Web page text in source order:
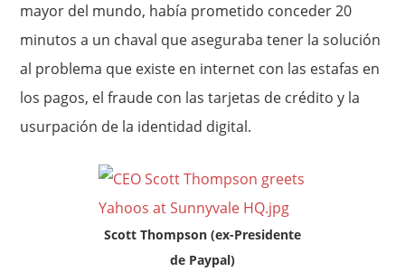
mayor del mundo, había prometido conceder 20
minutos a un chaval que aseguraba tener la solución
al problema que existe en internet con las estafas en
los pagos, el fraude con las tarjetas de crédito y la
usurpación de la identidad digital.
Scott Thompson (ex-Presidente
de Paypal)